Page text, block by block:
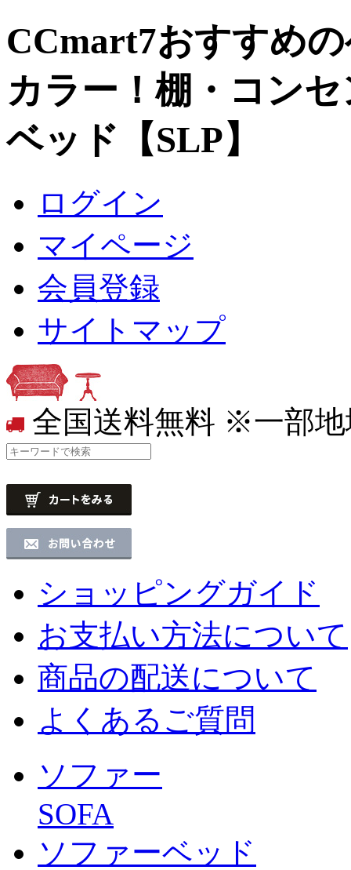
CCmart7おすすめ
カラー！棚・コン
ベッド【SLP】
ログイン
マイページ
会員登録
サイトマップ
全国送料無料 ※一部地
ショッピングガイド
お支払い方法について
商品の配送について
よくあるご質問
ソファー
SOFA
ソファーベッド